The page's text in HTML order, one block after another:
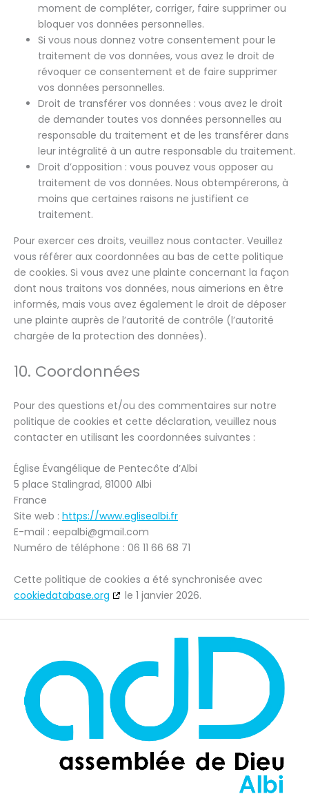
moment de compléter, corriger, faire supprimer ou
bloquer vos données personnelles.
Si vous nous donnez votre consentement pour le
traitement de vos données, vous avez le droit de
révoquer ce consentement et de faire supprimer
vos données personnelles.
Droit de transférer vos données : vous avez le droit
de demander toutes vos données personnelles au
responsable du traitement et de les transférer dans
leur intégralité à un autre responsable du traitement.
Droit d’opposition : vous pouvez vous opposer au
traitement de vos données. Nous obtempérerons, à
moins que certaines raisons ne justifient ce
traitement.
Pour exercer ces droits, veuillez nous contacter. Veuillez
vous référer aux coordonnées au bas de cette politique
de cookies. Si vous avez une plainte concernant la façon
dont nous traitons vos données, nous aimerions en être
informés, mais vous avez également le droit de déposer
une plainte auprès de l’autorité de contrôle (l’autorité
chargée de la protection des données).
10. Coordonnées
Pour des questions et/ou des commentaires sur notre
politique de cookies et cette déclaration, veuillez nous
contacter en utilisant les coordonnées suivantes :
Église Évangélique de Pentecôte d’Albi
5 place Stalingrad, 81000 Albi
France
Site web : https://www.eglisealbi.fr
E-mail : eepalbi@gmail.com
Numéro de téléphone : 06 11 66 68 71
Cette politique de cookies a été synchronisée avec
cookiedatabase.org
le 1 janvier 2026.